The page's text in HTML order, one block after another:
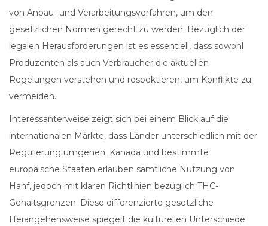
von Anbau- und Verarbeitungsverfahren, um den
gesetzlichen Normen gerecht zu werden. Bezüglich der
legalen Herausforderungen ist es essentiell, dass sowohl
Produzenten als auch Verbraucher die aktuellen
Regelungen verstehen und respektieren, um Konflikte zu
vermeiden.
Interessanterweise zeigt sich bei einem Blick auf die
internationalen Märkte, dass Länder unterschiedlich mit der
Regulierung umgehen. Kanada und bestimmte
europäische Staaten erlauben sämtliche Nutzung von
Hanf, jedoch mit klaren Richtlinien bezüglich THC-
Gehaltsgrenzen. Diese differenzierte gesetzliche
Herangehensweise spiegelt die kulturellen Unterschiede